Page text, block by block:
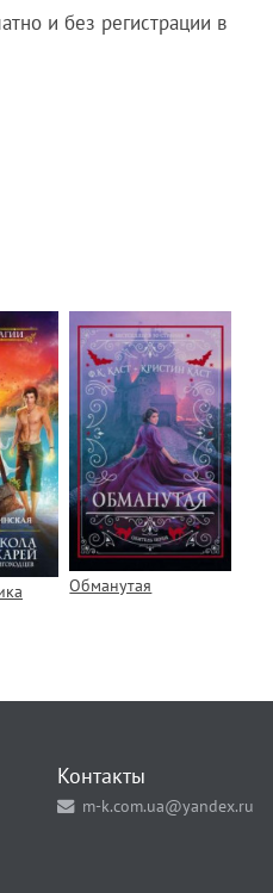
и без регистрации в
Обманутая
Контакты
m-k.com.ua@yandex.ru